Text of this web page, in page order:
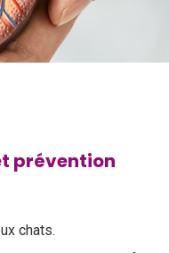
prévention
chats.